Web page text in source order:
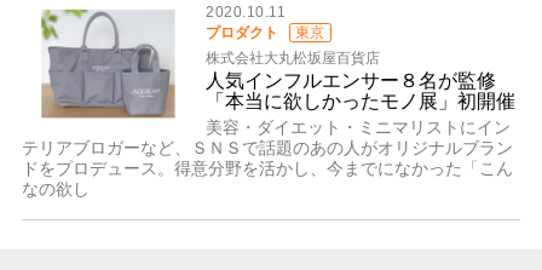
2020.10.11
プロダクト
東京
株式会社大丸松坂屋百貨店
人気インフルエンサー８名が監修
「本当に欲しかったモノ展」初開催
美容・ダイエット・ミニマリストにイン
テリアブロガーなど、ＳＮＳで話題のあの人がオリジナルブラン
ドをプロデュース。得意分野を活かし、今までになかった「こん
なの欲し